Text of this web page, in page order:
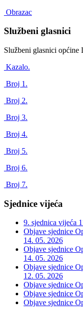
Obrazac
Službeni glasnici
Službeni glasnici općine
Kazalo.
Broj 1.
Broj 2.
Broj 3.
Broj 4.
Broj 5.
Broj 6.
Broj 7.
Sjednice vijeća
9. sjednica vijeća
Objave sjednice
14. 05. 2026
Objave sjednice
14. 05. 2026
Objave sjednice
12. 05. 2026
Objave sjednice
Objave sjednice
Objave sjednice